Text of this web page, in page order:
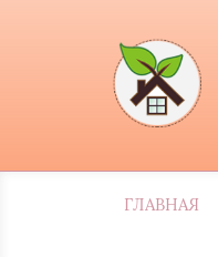
ГЛАВНАЯ